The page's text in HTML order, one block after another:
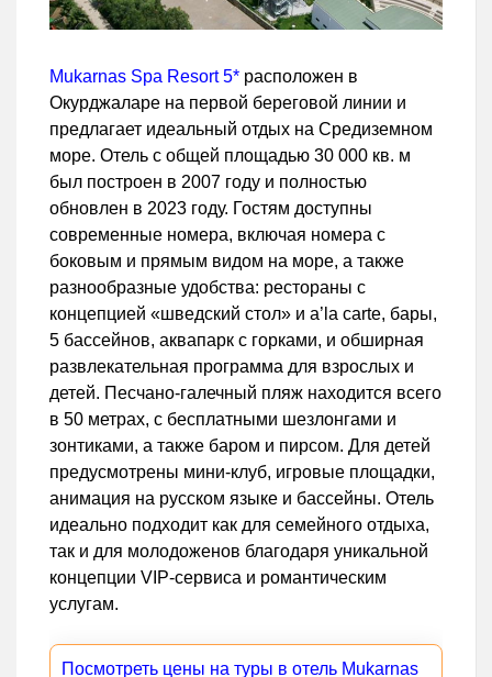
Mukarnas Spa Resort 5* расположен в
Окурджаларе на первой береговой линии и
предлагает идеальный отдых на Средиземном
море. Отель с общей площадью 30 000 кв. м
был построен в 2007 году и полностью
обновлен в 2023 году. Гостям доступны
современные номера, включая номера с
боковым и прямым видом на море, а также
разнообразные удобства: рестораны с
концепцией «шведский стол» и a’la carte, бары,
5 бассейнов, аквапарк с горками, и обширная
развлекательная программа для взрослых и
детей. Песчано-галечный пляж находится всего
в 50 метрах, с бесплатными шезлонгами и
зонтиками, а также баром и пирсом. Для детей
предусмотрены мини-клуб, игровые площадки,
анимация на русском языке и бассейны. Отель
идеально подходит как для семейного отдыха,
так и для молодоженов благодаря уникальной
концепции VIP-сервиса и романтическим
услугам.
Посмотреть цены на туры в отель Mukarnas